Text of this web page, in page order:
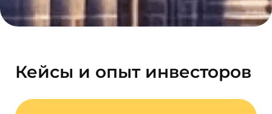
Кейсы и опыт инвесторов